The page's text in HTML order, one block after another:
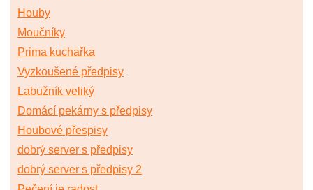
Houby
Moučníky
Prima kuchařka
Vyzkoušené předpisy
Labužník veliký
Domácí pekárny s předpisy
Houbové přespisy
dobrý server s předpisy
dobrý server s předpisy 2